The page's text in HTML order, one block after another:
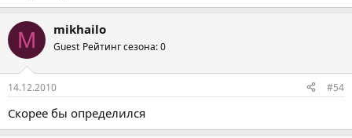
M mikhailo
Guest Рейтинг сезона: 0
14.12.2010 #54
Скорее бы определился